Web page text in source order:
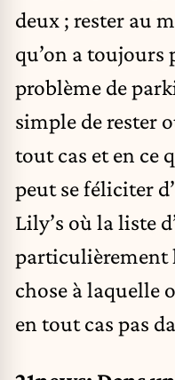
deux ; rester au
qu’on a
problème de
simple de rester
tout cas et en ce
peut se féliciter
Lily’s où la liste
particulièrement
chose à laquelle
en tout cas pas